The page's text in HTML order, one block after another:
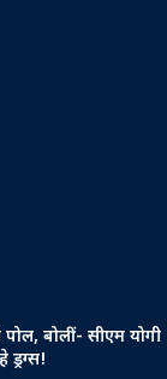
बोलीं- सीएम योगी